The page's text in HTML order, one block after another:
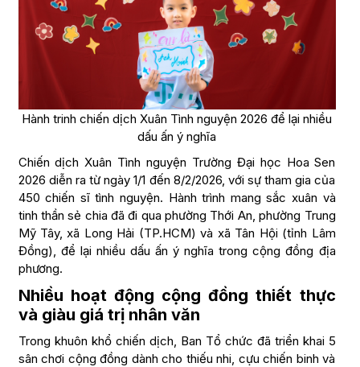
Hành trinh chiến dịch Xuân Tình nguyện 2026 để lại nhiều
dấu ấn ý nghĩa
Chiến dịch Xuân Tình nguyện Trường Đại học Hoa Sen
2026 diễn ra từ ngày 1/1 đến 8/2/2026, với sự tham gia của
450 chiến sĩ tình nguyện. Hành trình mang sắc xuân và
tinh thần sẻ chia đã đi qua phường Thới An, phường Trung
Mỹ Tây, xã Long Hải (TP.HCM) và xã Tân Hội (tỉnh Lâm
Đồng), để lại nhiều dấu ấn ý nghĩa trong cộng đồng địa
phương.
Nhiều hoạt động cộng đồng thiết thực
và giàu giá trị nhân văn
Trong khuôn khổ chiến dịch, Ban Tổ chức đã triển khai 5
sân chơi cộng đồng dành cho thiếu nhi, cựu chiến binh và